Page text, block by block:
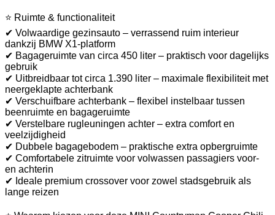
⭐ Ruimte & functionaliteit
✔ Volwaardige gezinsauto – verrassend ruim interieur
dankzij BMW X1-platform
✔ Bagageruimte van circa 450 liter – praktisch voor dagelijks
gebruik
✔ Uitbreidbaar tot circa 1.390 liter – maximale flexibiliteit met
neergeklapte achterbank
✔ Verschuifbare achterbank – flexibel instelbaar tussen
beenruimte en bagageruimte
✔ Verstelbare rugleuningen achter – extra comfort en
veelzijdigheid
✔ Dubbele bagagebodem – praktische extra opbergruimte
✔ Comfortabele zitruimte voor volwassen passagiers voor-
en achterin
✔ Ideale premium crossover voor zowel stadsgebruik als
lange reizen